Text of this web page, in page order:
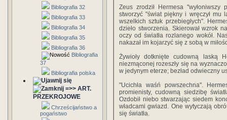
Bibliografia 32
Bibliografia 33
Bibliografia 34
Bibliografia 35
Bibliografia 36
Bibliografia
37
Bibliografia polska
=>> ART.
PRZEKROJOWE
Chrześcijaństwo a
pogaństwo
Zeus zrodził Hermesa "wyłoniwszy
stworzyć "świat piękny i wręczył mu
wszelkich sztuk przebiegłych".
dzieło stworzenia. Skierował wzrok
oczy od światła rozlanego wokół.
nakazał im kojarzyć się z sobą w
Żywioły dotknięte cudowną laską
niezmąconej rozeszły się na
w jedynym eterze; bezład odwieczny
"Ucichła waśń powszechna".
promienisty, cudowną siedzibę
Ozdobił niebo stwarzając siedem
władcami gwiazd. One wytyczają
się światła.